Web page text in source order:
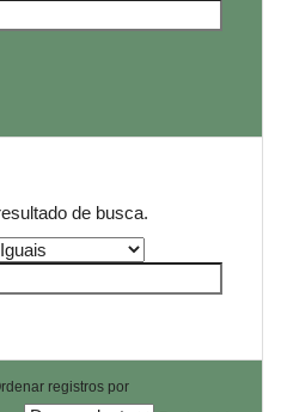
de busca.
registros por